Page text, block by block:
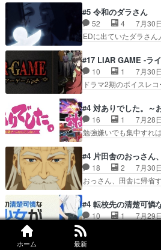
ホーム 最新
組みか‥Lv200帯の…
者の出現させるた…
共闘してくれ魔…
ちゃんの恋愛話をし
っすら思ったことズ
い、さわやかだ 世
のクワガタ取りの話
れww唐突な作画力の
瞬で終わっちまった
に見えた。4話は過…
#5 令和のダラさん
52 4
7月30日
EDに出ていたダラさ
惨な過去がきっちり
さんと姉弟の母との
んの過去話も佳境…
想：２人の過剰な貢
系列が4話と入れ替
のどうやって運ぶん
形態にもなれるんか
#17 LIAR GAME -ラ
10 1
7月30日
ドラマ2期のボイス
国の奴らも馬鹿が多
ありがとうございま
治郎（中の人的に）
の回転の速さと人間
で夜の国の独裁支配
ですね。昼の国が勝
た。次回も緊張が止ま
#4 対ありでした。～
16 1
7月28日
勉強嫌いでも集中す
なゲームも相手が強
マ：テスト勉強と大
ーーーーーーーー良
ゲー対戦よりテスト
ストに向けて勉強会
の2択なら戦闘を選
を選ぶって、ひぐらし
#4 片田舎のおっさん
18 2
7月30日
おっさん、田舎に帰
れない爺さんには夢
ニ、ヘンブリッツ、
お供ヒロインはクル
手紙が来た。サーベ
ブリッツくんが同行
#4 転校先の清楚可憐
10 1
7月29
カラオケ行ってなん
希ちゃんの私服、め